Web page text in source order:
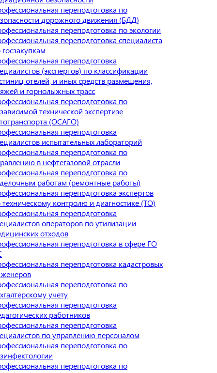
переподготовка по
дорожного движения (БДД)
переподготовка по экологии
переподготовка специалиста
переподготовка
(экспертов) по классификации
отелей, и иных средств размещения,
и горнолыжных трасс
переподготовка по
технической экспертизе
(ОСАГО)
переподготовка
испытательных лабораторий
переподготовка по
в нефтегазовой отрасли
переподготовка по
работам (ремонтные работы)
переподготовка экспертов
техническому контролю и диагностике (ТО)
переподготовка
операторов по утилизации
отходов
переподготовка в сфере ГО
переподготовка кадастровых
переподготовка по
учету
переподготовка
работников
переподготовка
по управлению персоналом
переподготовка по
переподготовка по